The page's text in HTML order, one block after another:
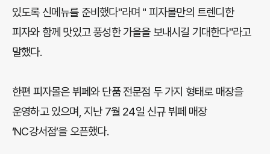
있도록 신메뉴를 준비했다"라며 " 피자몰만의 트렌디한
피자와 함께 맛있고 풍성한 가을을 보내시길 기대한다"라고
말했다.
한편 피자몰은 뷔페와 단품 전문점 두 가지 형태로 매장을
운영하고 있으며, 지난 7월 24일 신규 뷔페 매장
‘NC강서점’을 오픈했다.